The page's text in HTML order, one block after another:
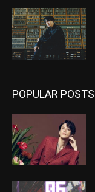
POPULAR POSTS